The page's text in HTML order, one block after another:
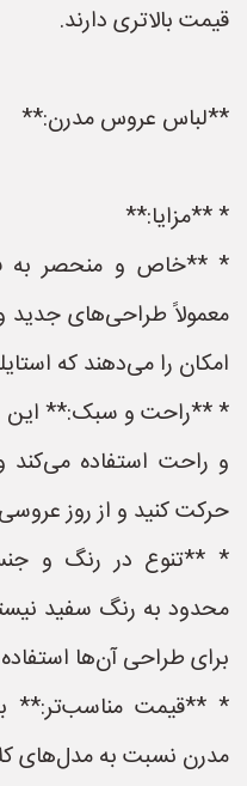
قیمت بالاتری دارند.
**لباس عروس مدرن:**
* **مزایا:**
* **خاص و منحصر به
معمولاً طراحی‌های جدید
امکان را می‌دهند که
* **راحت و سبک:** این
و راحت استفاده می‌کند
حرکت کنید و از روز
* **تنوع در رنگ و
محدود به رنگ سفید
برای طراحی آن‌ها
* **قیمت مناسب‌تر:**
مدرن نسبت به مدل‌های